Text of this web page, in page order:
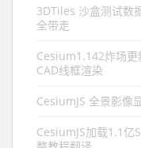
3DTiles 沙盒测试数
全带走
Cesium1.142炸场
CAD线框渲染
CesiumJS 全景影
CesiumJS加载1.1